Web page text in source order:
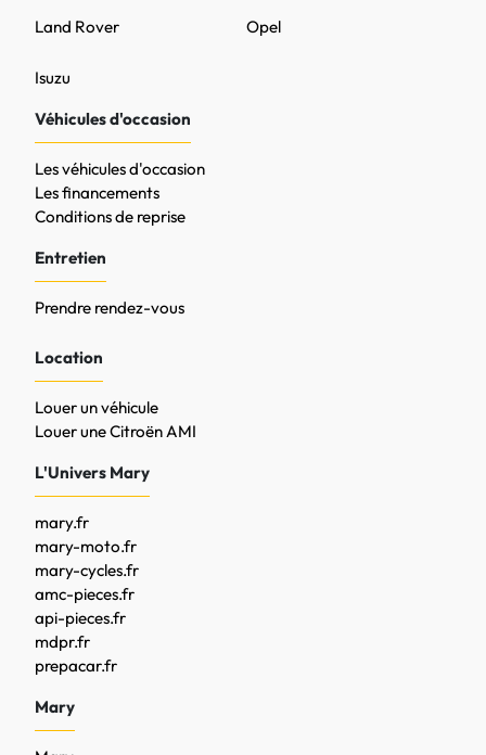
Opel
Land Rover
Isuzu
Véhicules d'occasion
Les véhicules d'occasion
Les financements
Conditions de reprise
Entretien
Prendre rendez-vous
Location
Louer un véhicule
Louer une Citroën AMI
L'Univers Mary
mary.fr
mary-moto.fr
mary-cycles.fr
amc-pieces.fr
api-pieces.fr
mdpr.fr
prepacar.fr
Mary